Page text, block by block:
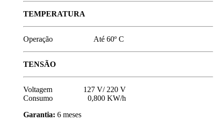
TEMPERATURA
Operação Até 60º C
TENSÃO
Voltagem 127 V/ 220 V
Consumo 0,800 KW/h
Garantia: 6 meses